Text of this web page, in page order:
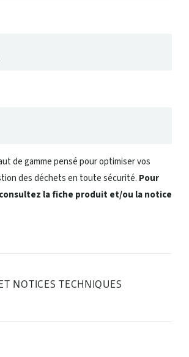
de gamme pensé pour optimiser vos
des déchets en toute sécurité. Pour
la fiche produit et/ou la notice
NOTICES TECHNIQUES